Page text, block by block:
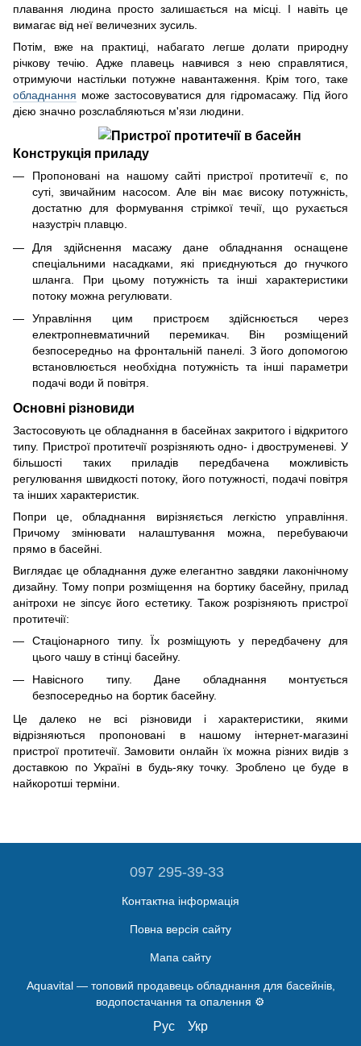
плавання людина просто залишається на місці. І навіть це
вимагає від неї величезних зусиль.
Потім, вже на практиці, набагато легше долати природну
річкову течію. Адже плавець навчився з нею справлятися,
отримуючи настільки потужне навантаження. Крім того, таке
обладнання може застосовуватися для гідромасажу. Під його
дією значно розслабляються м'язи людини.
Конструкція приладу
Пропоновані на нашому сайті пристрої протитечії є, по
суті, звичайним насосом. Але він має високу потужність,
достатню для формування стрімкої течії, що рухається
назустріч плавцю.
Для здійснення масажу дане обладнання оснащене
спеціальними насадками, які приєднуються до гнучкого
шланга. При цьому потужність та інші характеристики
потоку можна регулювати.
Управління цим пристроєм здійснюється через
електропневматичний перемикач. Він розміщений
безпосередньо на фронтальній панелі. З його допомогою
встановлюється необхідна потужність та інші параметри
подачі води й повітря.
Основні різновиди
Застосовують це обладнання в басейнах закритого і відкритого
типу. Пристрої протитечії розрізняють одно- і двоструменеві. У
більшості таких приладів передбачена можливість
регулювання швидкості потоку, його потужності, подачі повітря
та інших характеристик.
Попри це, обладнання вирізняється легкістю управління.
Причому змінювати налаштування можна, перебуваючи
прямо в басейні.
Виглядає це обладнання дуже елегантно завдяки лаконічному
дизайну. Тому попри розміщення на бортику басейну, прилад
анітрохи не зіпсує його естетику. Також розрізняють пристрої
протитечії:
Стаціонарного типу. Їх розміщують у передбачену для
цього чашу в стінці басейну.
Навісного типу. Дане обладнання монтується
безпосередньо на бортик басейну.
Це далеко не всі різновиди і характеристики, якими
відрізняються пропоновані в нашому інтернет-магазині
пристрої протитечії. Замовити онлайн їх можна різних видів з
доставкою по Україні в будь-яку точку. Зроблено це буде в
найкоротші терміни.
097 295-39-33
Контактна інформація
Повна версія сайту
Мапа сайту
Aquavital — топовий продавець обладнання для басейнів,
водопостачання та опалення ⚙️
Рус Укр